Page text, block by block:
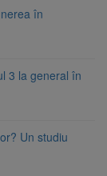
în
3 la general în
Un studiu